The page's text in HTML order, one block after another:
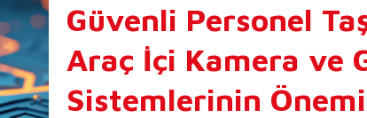
Güvenli Personel
Araç İçi Kamera ve
Sistemlerinin Önemi